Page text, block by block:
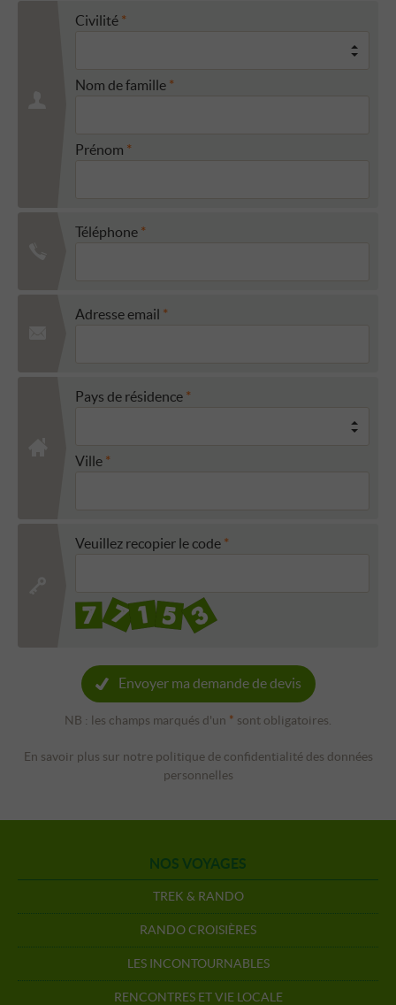
Civilité
Nom de famille
Prénom
Téléphone
Adresse email
Pays de résidence
Ville
Veuillez recopier le code
Envoyer ma demande de devis
NB : les champs marqués d'un * sont obligatoires.
En savoir plus sur notre politique de confidentialité des données
personnelles
NOS VOYAGES
TREK & RANDO
RANDO CROISIÈRES
LES INCONTOURNABLES
RENCONTRES ET VIE LOCALE